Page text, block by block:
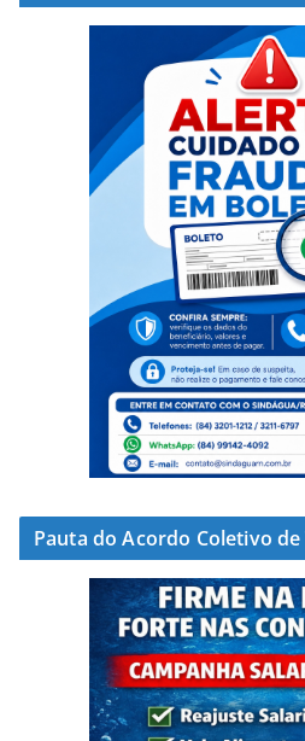
Pauta do Acordo Coletivo